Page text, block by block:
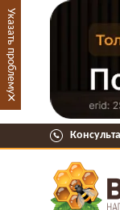
Указать проблему
×